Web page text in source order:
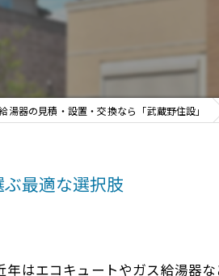
湯器の見積・設置・交換なら「武蔵野住設」
最適な選択肢
はエコキュートやガス給湯器